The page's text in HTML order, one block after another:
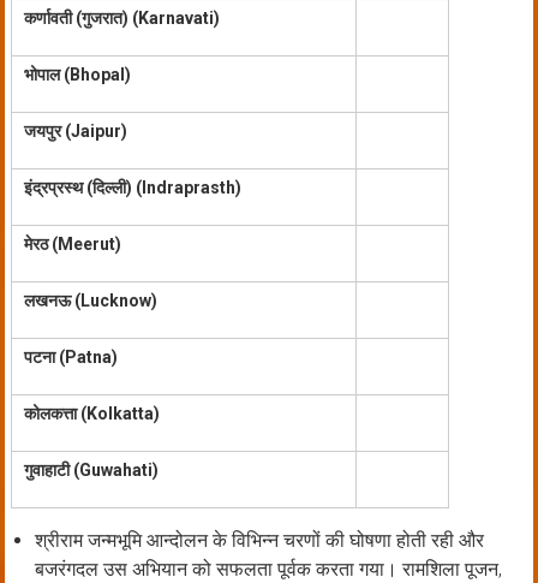
कर्णावती (गुजरात) (Karnavati)
भोपाल (Bhopal)
जयपुर (Jaipur)
इंद्रप्रस्थ(दिल्ली) (Indraprasth)
मेरठ (Meerut)
लखनऊ (Lucknow)
पटना (Patna)
कोलकत्ता (Kolkatta)
गुवाहाटी (Guwahati)
श्रीराम जन्मभूमि आन्दोलन के विभिन्न चरणों की घोषणा होती रही और
बजरंगदल उस अभियान को सफलता पूर्वक करता गया। रामशिला पूजन,